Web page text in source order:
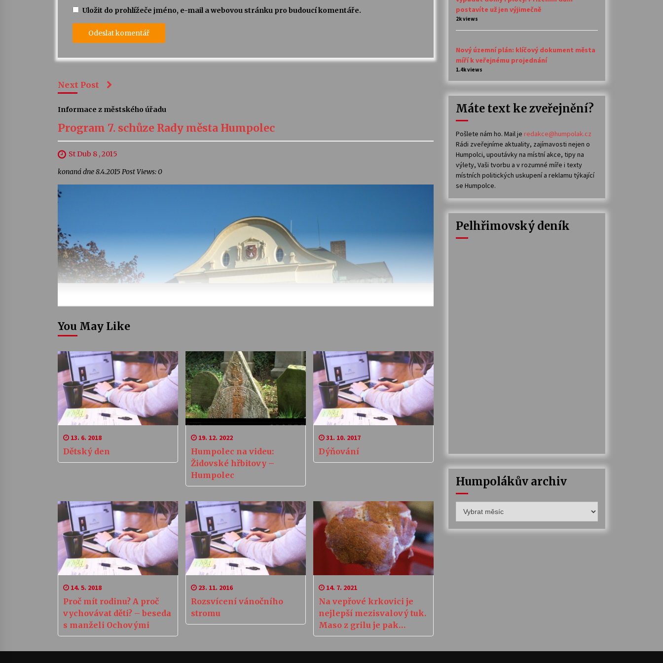
Uložit do prohlížeče jméno, e-mail a webovou stránku pro budoucí komentáře.
Next Post
Informace z městského úřadu
Program 7. schůze Rady města Humpolec
St Dub 8 , 2015
konaná dne 8.4.2015 Post Views: 0
You May Like
13. 6. 2018
Dětský den
19. 12. 2022
Humpolec na videu:
Židovské hřbitovy –
Humpolec
31. 10. 2017
Dýňování
14. 5. 2018
Proč mít rodinu? A proč
vychovávat děti? – beseda
s manželi Ochovými
23. 11. 2016
Rozsvícení vánočního
stromu
14. 7. 2021
Na vepřové krkovici je
nejlepší mezisvalový tuk.
Maso z grilu je pak
šťavnaté
postavíte už jen výjimečně
2k views
Nový územní plán: klíčový dokument města
míří k veřejnému projednání
1.4k views
Máte text ke zveřejnění?
Pošlete nám ho. Mail je redakce@humpolak.cz
Rádi zveřejníme aktuality, zajímavosti nejen o
Humpolci, upoutávky na místní akce, tipy na
výlety, Vaši tvorbu a v rozumné míře i texty
místních politických uskupení a reklamu týkající
se Humpolce.
Pelhřimovský deník
Humpolákův archiv
archiv